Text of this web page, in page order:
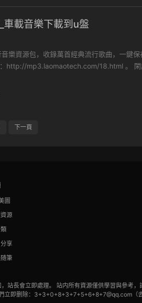
車載音樂下載到u盤
18.html 。 閑談 來源：怎樣下載
下一頁
圖
源
享
筆
長會立即處理。 站内所有資源僅供學習與參考
立即删除：3+3+0+8+3+7+5+6+8+7@qq.com（去